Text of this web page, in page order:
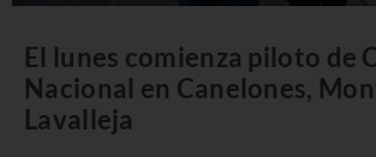
El lunes comienza piloto de
Nacional en Canelones,
Lavalleja